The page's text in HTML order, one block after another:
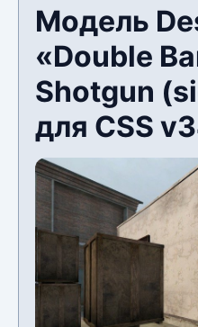
Модель
«Double
Shotgun
для CSS